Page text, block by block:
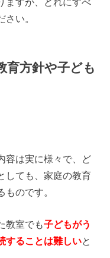
い。
育方針や子ども
容は実に様々で、ど
しても、家庭の教育
のです。
教室でも子どもがう
することは難しいと